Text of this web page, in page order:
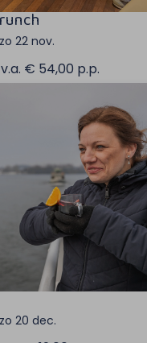
zo 22 nov.
v.a. € 54,00 p.p.
zo 20 dec.